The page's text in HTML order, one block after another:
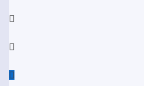
Instagram
Twitter
Google